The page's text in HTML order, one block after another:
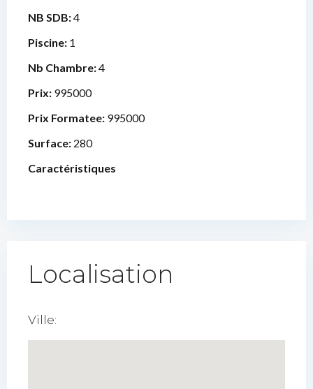
NB SDB:4
Piscine: 1
Nb Chambre:4
Prix: 995000
Prix Formatee: 995000
Surface: 280
Caractéristiques
Localisation
Ville: